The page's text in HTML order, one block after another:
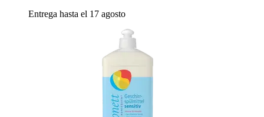
Entrega hasta el 17 agosto